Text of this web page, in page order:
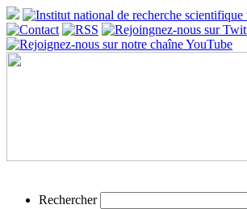
Rechercher